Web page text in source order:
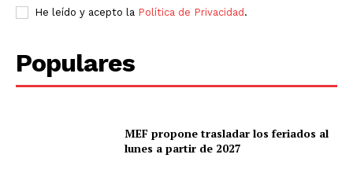
He leído y acepto la Política de Privacidad .
Populares
MEF propone trasladar los feriados al
lunes a partir de 2027